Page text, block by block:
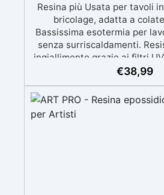
Resina più Usata per tavoli
bricolage, adatta a
Bassissima esotermia per
senza surriscaldamenti.
ingiallimento grazie ai filtri
meccanica. Bassa viscosità
BPA/VOC free e
prolungato con la
€38,99